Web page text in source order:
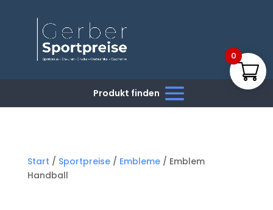
Start / Sportpreise/ Embleme/ Emblem
Handball
0